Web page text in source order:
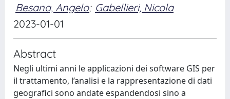
Besana, Angelo; Gabellieri, Nicola
2023-01-01
Abstract
Negli ultimi anni le applicazioni dei software GIS per
il trattamento, l’analisi e la rappresentazione di dati
geografici sono andate espandendosi sino a